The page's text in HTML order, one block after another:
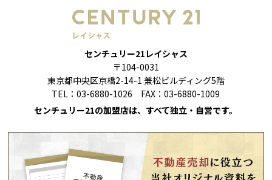
センチュリー21レイシャス
〒104-0031
東京都中央区京橋2-14-1 兼松ビルディング5階
TEL：03-6880-1026 FAX：03-6880-1009
センチュリー21の加盟店は、すべて独立・自営です。